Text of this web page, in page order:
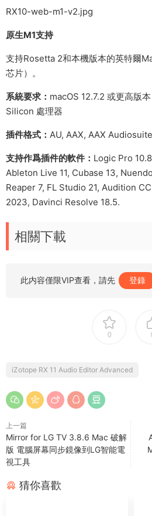
RX10-web-m1-v2.jpg
原生M1支持
支持Rosetta 2和本機版本的英特爾
芯片）。
系統要求： macOS 12.7.2 或更高版
Silicon 處理器
插件格式： AU, AAX, AAX
支持作爲插件的軟件： Logic Pro
Ableton Live 11, Cubase 13,
Reaper 7, FL Studio 21, Audition
2023, Davinci Resolve 18.5.
相關下載
此内容僅限VIP查看，請先 登錄
0
iZotope RX 11 Audio Editor Advanced
上一篇
Mirror for LG TV 3.8.6 Mac 破解
版 電腦屏幕同步鏡像到LG智能電
視工具
猜你喜歡